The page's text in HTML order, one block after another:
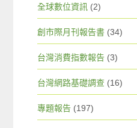
全球數位資訊 (2)
創市際月刊報告書 (34)
台灣消費指數報告 (3)
台灣網路基礎調查 (16)
專題報告 (197)